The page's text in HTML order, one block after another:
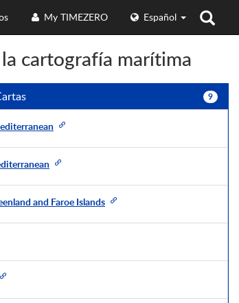
Español
My TIMEZERO
cartografía marítima
9
and Faroe Islands